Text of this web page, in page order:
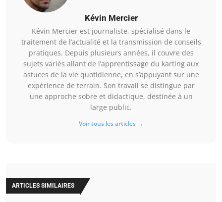
Kévin Mercier
Kévin Mercier est journaliste, spécialisé dans le
traitement de l’actualité et la transmission de conseils
pratiques. Depuis plusieurs années, il couvre des
sujets variés allant de l’apprentissage du karting aux
astuces de la vie quotidienne, en s’appuyant sur une
expérience de terrain. Son travail se distingue par
une approche sobre et didactique, destinée à un
large public.
Voir tous les articles →
ARTICLES SIMILAIRES